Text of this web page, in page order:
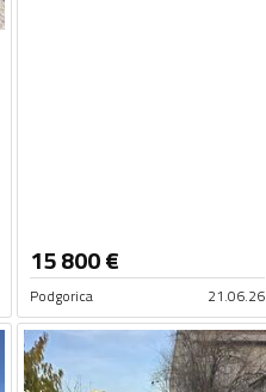
15 800€
Podgorica 21.06.26